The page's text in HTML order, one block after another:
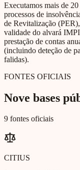
Executamos mais de
processos de
de Revitalização
validade do alvará
prestação de contas
(incluindo deteção de
falidas).
FONTES OFICIAIS
Nove bases
9 fontes oficiais
CITIUS